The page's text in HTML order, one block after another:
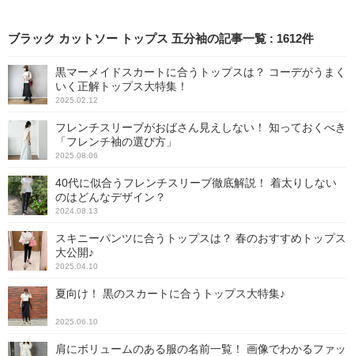
ブラック カットソー トップス 五分袖の記事一覧 : 1612件
黒マーメイドスカートに合うトップスは？ コーデがうまく
いく正解トップス大特集！
2025.02.12
フレンチスリーブがおばさん見えしない！ 知っておくべき
「フレンチ袖の選び方」
2025.08.06
40代に似合うフレンチスリーブ徹底解説！ 着太りしない
のはどんなデザイン？
2024.08.13
スキニーパンツに合うトップスは？ 春のおすすめトップス
大公開♪
2025.04.10
夏向け！ 黒のスカートに合うトップス大特集♪
2025.06.10
肩にボリュームのある服の名前一覧！ 画像でわかるファッ